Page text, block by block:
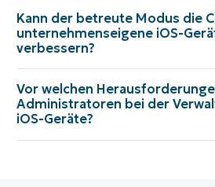
Kann der betreute Modus die
unternehmenseigene iOS-
verbessern?
Vor welchen
Administratoren bei der
iOS-Geräte?